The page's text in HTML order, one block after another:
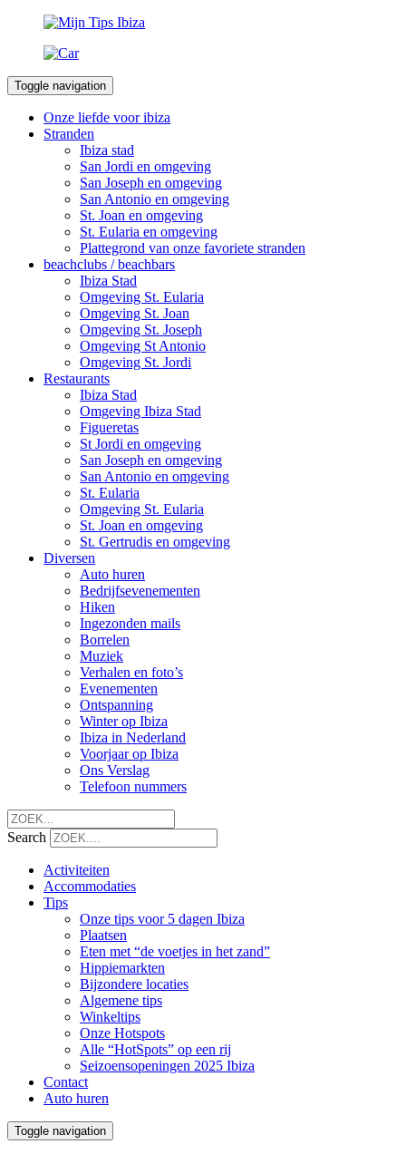
Toggle navigation
Onze liefde voor ibiza
Stranden
Ibiza stad
San Jordi en omgeving
San Joseph en omgeving
San Antonio en omgeving
St. Joan en omgeving
St. Eularia en omgeving
Plattegrond van onze favoriete stranden
beachclubs / beachbars
Ibiza Stad
Omgeving St. Eularia
Omgeving St. Joan
Omgeving St. Joseph
Omgeving St Antonio
Omgeving St. Jordi
Restaurants
Ibiza Stad
Omgeving Ibiza Stad
Figueretas
St Jordi en omgeving
San Joseph en omgeving
San Antonio en omgeving
St. Eularia
Omgeving St. Eularia
St. Joan en omgeving
St. Gertrudis en omgeving
Diversen
Auto huren
Bedrijfsevenementen
Hiken
Ingezonden mails
Borrelen
Muziek
Verhalen en foto’s
Evenementen
Ontspanning
Winter op Ibiza
Ibiza in Nederland
Voorjaar op Ibiza
Ons Verslag
Telefoon nummers
Search
Activiteiten
Accommodaties
Tips
Onze tips voor 5 dagen Ibiza
Plaatsen
Eten met “de voetjes in het zand”
Hippiemarkten
Bijzondere locaties
Algemene tips
Winkeltips
Onze Hotspots
Alle “HotSpots” op een rij
Seizoensopeningen 2025 Ibiza
Contact
Auto huren
Toggle navigation